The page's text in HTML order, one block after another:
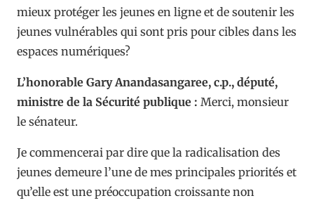
mieux protéger les jeunes en ligne et de soutenir les
jeunes vulnérables qui sont pris pour cibles dans les
espaces numériques?
L’honorable Gary Anandasangaree, c.p., député,
ministre de la Sécurité publique : Merci, monsieur
le sénateur.
Je commencerai par dire que la radicalisation des
jeunes demeure l’une de mes principales priorités et
qu’elle est une préoccupation croissante non